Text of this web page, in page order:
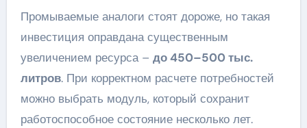
Промываемые аналоги стоят дороже, но такая
инвестиция оправдана существенным
увеличением ресурса – до 450–500 тыс.
литров. При корректном расчете потребностей
можно выбрать модуль, который сохранит
работоспособное состояние несколько лет.